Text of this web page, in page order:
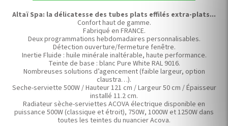
Altaï Spa: la délicatesse des tubes plats effilés extra-plats...
Confort haut de gamme.
Fabriqué en FRANCE.
Deux programmations hebdomadaires personnalisables.
Détection ouverture/fermeture fenêtre.
Inertie Fluide : huile minérale inaltérable, haute performance.
Teinte de base : blanc Pure White RAL 9016.
Nombreuses solutions d’agencement (faible largeur, option
claustra…).
Seche-serviette 500W / Hauteur 121 cm / Largeur 50 cm / Épaisseur
installé 11.2 cm.
Radiateur sèche-serviettes ACOVA électrique disponible en
puissance 500W (classique et étroit), 750W, 1000W et 1250W dans
toutes les teintes du nuancier Acova.